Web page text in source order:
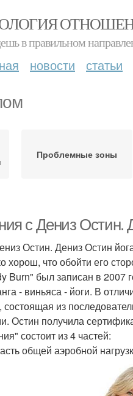
в правильном
новости статьи
Проблемные зоны
с Дениз Остин.
Остин. Дениз Остин
хорош, что обойти его
Burn" был записан в 2007
- виньяса - йоги. В
состоящая из
Остин получила
состоит из 4 частей:
общей аэробной